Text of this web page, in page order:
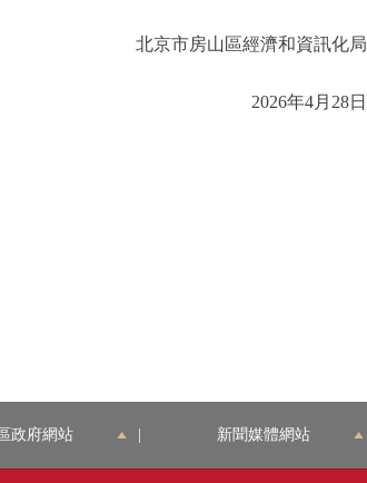
北京市房山區經濟和資訊化局
2026年4月28日
政府網站 新聞媒體網站